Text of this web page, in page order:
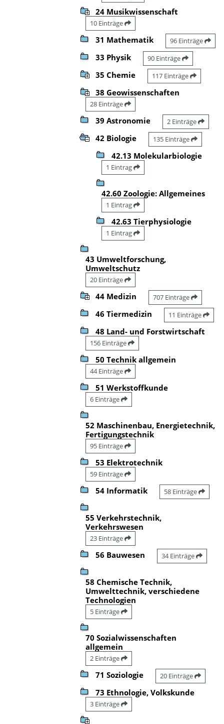
24 Musikwissenschaft
10 Einträge
31 Mathematik 96 Einträge
33 Physik 90 Einträge
35 Chemie 117 Einträge
38 Geowissenschaften
28 Einträge
39 Astronomie 2 Einträge
42 Biologie 135 Einträge
42.13 Molekularbiologie
1 Eintrag
42.60 Zoologie: Allgemeines
1 Eintrag
42.63 Tierphysiologie
1 Eintrag
43 Umweltforschung,
Umweltschutz
20 Einträge
44 Medizin 707 Einträge
46 Tiermedizin 11 Einträge
48 Land- und Forstwirtschaft
156 Einträge
50 Technik allgemein
44 Einträge
51 Werkstoffkunde
6 Einträge
52 Maschinenbau, Energietechnik,
Fertigungstechnik
95 Einträge
53 Elektrotechnik
59 Einträge
54 Informatik 58 Einträge
55 Verkehrstechnik,
Verkehrswesen
23 Einträge
56 Bauwesen 34 Einträge
58 Chemische Technik,
Umwelttechnik, verschiedene
Technologien
5 Einträge
70 Sozialwissenschaften
allgemein
2 Einträge
71 Soziologie 20 Einträge
73 Ethnologie, Volkskunde
3 Einträge